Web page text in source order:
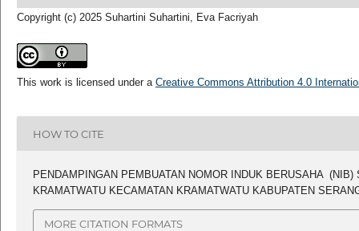
Copyright (c) 2025 Suhartini Suhartini, Eva Facriyah
This work is licensed under a Creative Commons Attribution 4.0
HOW TO CITE
PENDAMPINGAN PEMBUATAN NOMOR INDUK BERUSAHA
KRAMATWATU KECAMATAN KRAMATWATU KABUPATEN
MORE CITATION FORMATS